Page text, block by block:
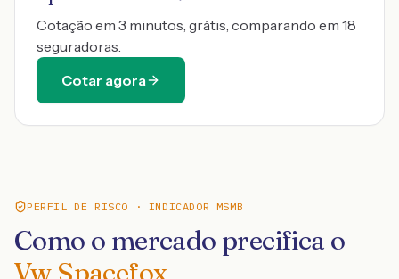
Cotação em 3 minutos, grátis, comparando em 18
seguradoras.
Cotar agora
PERFIL DE RISCO · INDICADOR MSMB
Como o mercado precifica o
Vw Spacefox